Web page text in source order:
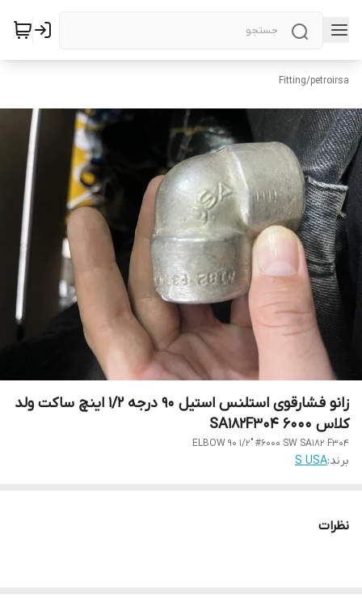
petroirsa
/
Fitting
زانو فشارقوی استلنس استیل 90 درجه 1/2 اینچ ساکت ولد
کلاس 6000 SA182F304
ELBOW 90 1/2" #6000 SW SA182 F304
برند:S USA
نظرات